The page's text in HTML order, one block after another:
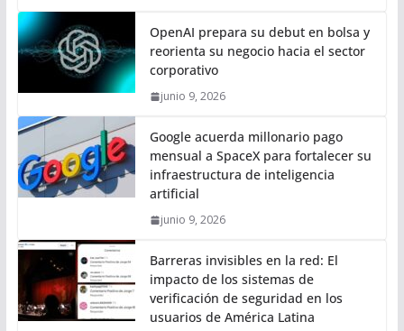
OpenAI prepara su debut en bolsa y
reorienta su negocio hacia el sector
corporativo
junio 9, 2026
Google acuerda millonario pago
mensual a SpaceX para fortalecer su
infraestructura de inteligencia
artificial
junio 9, 2026
Barreras invisibles en la red: El
impacto de los sistemas de
verificación de seguridad en los
usuarios de América Latina